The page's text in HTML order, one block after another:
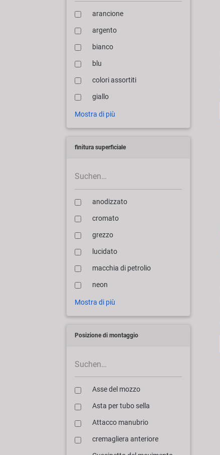
arancione
argento
bianco
blu
colori assortiti
giallo
Mostra di più
finitura superficiale
anodizzato
cromato
grezzo
lucidato
macchia di petrolio
neon
Mostra di più
Posizione di montaggio
Asse del mozzo
Asta per tubo sella
Attacco manubrio
cremagliera anteriore